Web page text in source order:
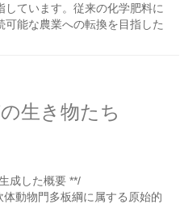
しています。従来の化学肥料に
能な農業への転換を目指した
生き物たち
成した概要 **/
体動物門多板綱に属する原始的